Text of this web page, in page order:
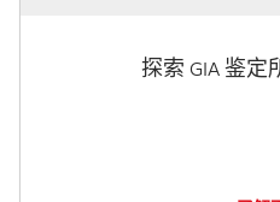
探索 GIA 鉴